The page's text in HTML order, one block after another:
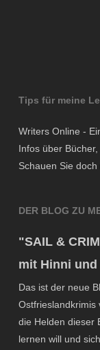
Tips für meine
Writers Online -
Infos über
Schauen Sie doch
DER BLOG ZU
"SAIL &
mit Hinni und
Das ist der neue
Ostfrieslandkrimis
die Helden dieser
lernen will und